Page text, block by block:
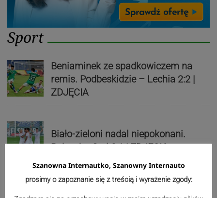
Sport
Beniaminek ze spadkowiczem na
remis. Podbeskidzie – Lechia 2:2 |
ZDJĘCIA
Biało-zieloni nadal niepokonani.
Rekord – Stal 3:1 | ZDJĘCIA
Mistrzowie świata z MCK Żywiec!
Szanowna Internautko, Szanowny Internauto
prosimy o zapoznanie się z treścią i wyrażenie zgody: